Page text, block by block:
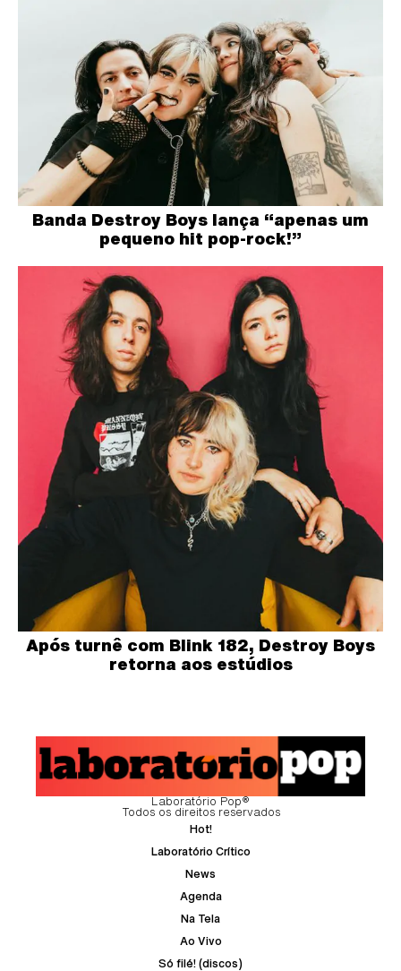
Banda Destroy Boys lança “apenas um
pequeno hit pop-rock!”
Após turnê com Blink 182, Destroy Boys
retorna aos estúdios
Laboratório Pop®
Todos os direitos reservados
Hot!
Laboratório Crítico
News
Agenda
Na Tela
Ao Vivo
Só filé! (discos)